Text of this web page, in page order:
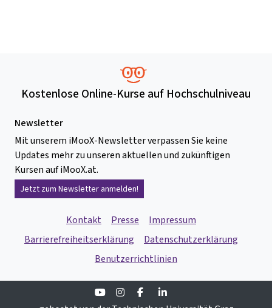
Kostenlose Online-Kurse auf Hochschulniveau
Newsletter
Mit unserem iMooX-Newsletter verpassen Sie keine
Updates mehr zu unseren aktuellen und zukünftigen
Kursen auf iMooX.at.
Jetzt zum Newsletter anmelden!
Kontakt Presse
Impressum
Barrierefreiheitserklärung
Datenschutzerklärung
Benutzerrichtlinien
YoutubeInstagramFacebook